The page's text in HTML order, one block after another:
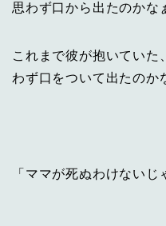
思わず口から出たのかな
これまで彼が抱いていた
わず口をついて出たのか
「ママが死ぬわけないじ